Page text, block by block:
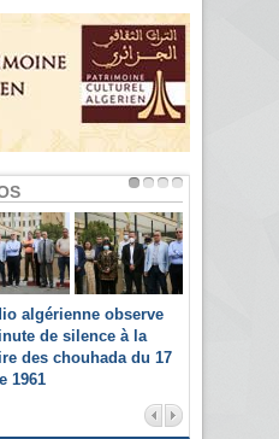
algérienne observe
de silence à la
des chouhada du 17
1961